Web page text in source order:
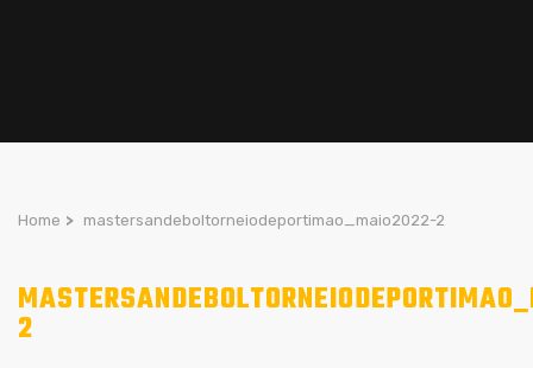
Home > mastersandeboltorneiodeportimao_maio2022-2
2